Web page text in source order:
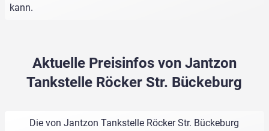
kann.
Aktuelle Preisinfos von Jantzon
Tankstelle Röcker Str. Bückeburg
Die von Jantzon Tankstelle Röcker Str. Bückeburg